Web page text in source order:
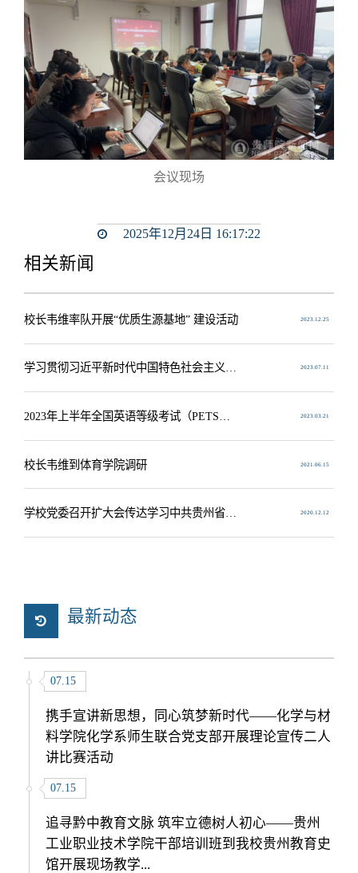
会议现场
2025年12月24日 16:17:22
相关新闻
2023.12.25
校长韦维率队开展“优质生源基地” 建设活动
2023.07.11
学习贯彻习近平新时代中国特色社会主义思想主题教育辅导报告暨“百年党史· 一路红...
2023.03.21
2021.06.15
校长韦维到体育学院调研
2020.12.12
学校党委召开扩大会传达学习中共贵州省委十二届八次全会精神
最新动态
07.15
携手宣讲新思想，同心筑梦新时代——化学与材
料学院化学系师生联合党支部开展理论宣传二人
讲比赛活动
07.15
追寻黔中教育文脉 筑牢立德树人初心——贵州
工业职业技术学院干部培训班到我校贵州教育史
馆开展现场教学...